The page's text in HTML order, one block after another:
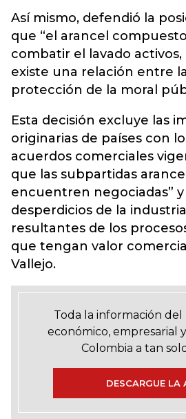
Así mismo, defendió la
que “el arancel
combatir el lavado
existe una relación entre
protección de la moral
Esta decisión excluye las
originarias de países con
acuerdos comerciales
que las subpartidas
encuentren negociadas” y
desperdicios de la
resultantes de los
que tengan valor
Vallejo.
Toda la información
económico, empresarial
Colombia a tan
DESCARGUE LA